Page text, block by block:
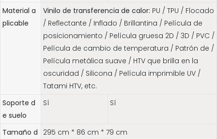
Material a
plicable
Vinilo de transferencia de calor: PU / TPU / Flocado
/ Reflectante / Inflado / Brillantina / Película de
posicionamiento / Película gruesa 2D / 3D / PVC /
Película de cambio de temperatura / Patrón de /
Película metálica suave / HTV que brilla en la
oscuridad / Silicona / Película imprimible UV /
Tatami HTV, etc.
Soporte d
e suelo
Sí Sí
Tamaño d
295 cm * 86 cm * 79 cm